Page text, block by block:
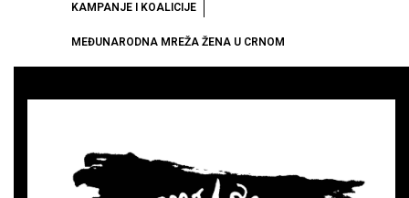
KAMPANJE I KOALICIJE
MEĐUNARODNA MREŽA ŽENA U CRNOM